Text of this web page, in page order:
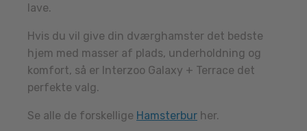
lave.
Hvis du vil give din dværghamster det bedste
hjem med masser af plads, underholdning og
komfort, så er Interzoo Galaxy + Terrace det
perfekte valg.
Se alle de forskellige Hamsterbur her.